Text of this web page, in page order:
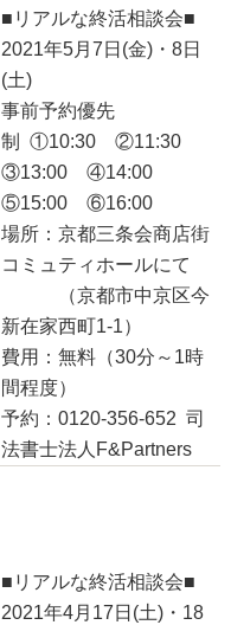
■リアルな終活相談会■
2021年5月7日(金)・8日
(土)
事前予約優先
制 ①10:30 ②11:30
③13:00 ④14:00
⑤15:00 ⑥16:00
場所：京都三条会商店街
コミュティホールにて
（京都市中京区今
新在家西町1-1）
費用：無料（30分～1時
間程度）
予約：0120-356-652 司
法書士法人F&Partners
■リアルな終活相談会■
2021年4月17日(土)・18